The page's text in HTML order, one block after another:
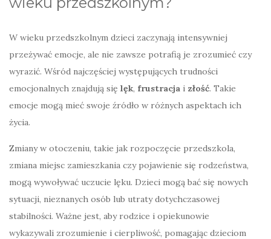
W wieku przedszkolnym dzieci zaczynają intensywniej
przeżywać emocje, ale nie zawsze potrafią je zrozumieć czy
wyrazić. Wśród najczęściej występujących trudności
emocjonalnych znajdują się lęk, frustracja i złość. Takie
emocje mogą mieć swoje źródło w różnych aspektach ich
życia.
Zmiany w otoczeniu, takie jak rozpoczęcie przedszkola,
zmiana miejsc zamieszkania czy pojawienie się rodzeństwa,
mogą wywoływać uczucie lęku. Dzieci mogą bać się nowych
sytuacji, nieznanych osób lub utraty dotychczasowej
stabilności. Ważne jest, aby rodzice i opiekunowie
wykazywali zrozumienie i cierpliwość, pomagając dzieciom